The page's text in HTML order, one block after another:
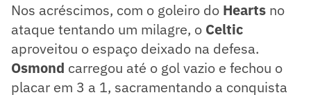
Nos acréscimos, com o goleiro do Hearts no
ataque tentando um milagre, o Celtic
aproveitou o espaço deixado na defesa.
Osmond carregou até o gol vazio e fechou o
placar em 3 a 1, sacramentando a conquista